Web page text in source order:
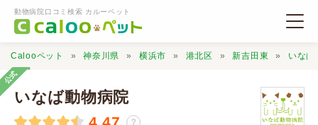
動物病院口コミ検索 カルーペット
Calooペット 神奈川県 横浜市 港北区 新吉田東 いなば
公式
いなば動物病院
？